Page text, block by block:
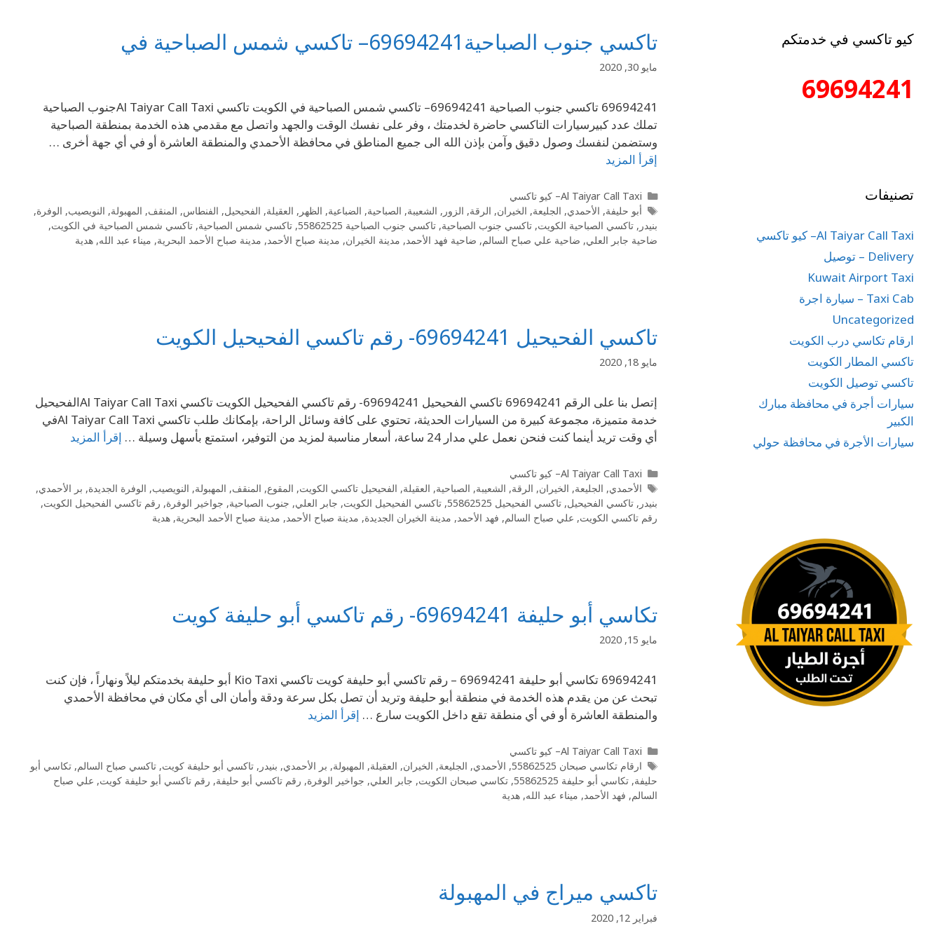
تاكسي جنوب الصباحية69694241– تاكسي شمس الصباحية في
مايو 30, 2020
69694241 تاكسي جنوب الصباحية 69694241– تاكسي شمس الصباحية في الكويت تاكسي Al Taiyar Call Taxiجنوب الصباحية
تملك عدد كبيرسيارات التاكسي حاضرة لخدمتك ، وفر على نفسك الوقت والجهد واتصل مع مقدمي هذه الخدمة بمنطقة الصباحية
وستضمن لنفسك وصول دقيق وآمن بإذن الله الى جميع المناطق في محافظة الأحمدي والمنطقة العاشرة أو في أي جهة أخرى …
إقرأ المزيد
Al Taiyar Call Taxi– كيو تاكسي
أبو حليفة, الأحمدي, الجليعة, الخيران, الرقة, الزور , الشعيبة, الصباحية, الضباعية, الظهر , العقيلة, الفحيحيل, الفنطاس, المنقف, المهبولة, النويصيب, الوفرة,
بنيدر , تاكسي الصباحية الكويت, تاكسي جنوب الصباحية, تاكسي جنوب الصباحية 55862525 , تاكسي شمس الصباحية, تاكسي شمس الصباحية في الكويت,
ضاحية جابر العلي, ضاحية علي صباح السالم, ضاحية فهد الأحمد, مدينة الخيران, مدينة صباح الأحمد, مدينة صباح الأحمد البحرية, ميناء عبد الله, هدية
تاكسي الفحيحيل 69694241- رقم تاكسي الفحيحيل الكويت
مايو 18, 2020
إتصل بنا على الرقم 69694241 تاكسي الفحيحيل 69694241- رقم تاكسي الفحيحيل الكويت تاكسي Al Taiyar Call Taxiالفحيحيل
خدمة متميزة، مجموعة كبيرة من السيارات الحديثة، تحتوي على كافة وسائل الراحة، بإمكانك طلب تاكسي Al Taiyar Call Taxiفي
أي وقت تريد أينما كنت فنحن نعمل علي مدار 24 ساعة، أسعار مناسبة لمزيد من التوفير، استمتع بأسهل وسيلة …
إقرأ المزيد
Al Taiyar Call Taxi– كيو تاكسي
الأحمدي, الجليعة, الخيران, الرقة, الشعيبة, الصباحية, العقيلة, الفحيحيل تاكسي الكويت, المقوع, المنقف, المهبولة, النويصيب, الوفرة الجديدة, بر الأحمدي,
بنيدر , تاكسي الفحيحيل, تاكسي الفحيحيل 55862525 , تاكسي الفحيحيل الكويت, جابر العلي, جنوب الصباحية, جواخير الوفرة, رقم تاكسي الفحيحيل الكويت,
رقم تاكسي الكويت, علي صباح السالم, فهد الأحمد, مدينة الخيران الجديدة, مدينة صباح الأحمد, مدينة صباح الأحمد البحرية, هدية
تكاسي أبو حليفة 69694241- رقم تاكسي أبو حليفة كويت
مايو 15, 2020
69694241 تكاسي أبو حليفة 69694241 – رقم تاكسي أبو حليفة كويت تاكسي Kio Taxi أبو حليفة بخدمتكم ليلاً ونهاراً ، فإن كنت
تبحث عن من يقدم هذه الخدمة في منطقة أبو حليفة وتريد أن تصل بكل سرعة ودقة وأمان الى أي مكان في محافظة الأحمدي
والمنطقة العاشرة أو في أي منطقة تقع داخل الكويت سارع … إقرأ المزيد
Al Taiyar Call Taxi– كيو تاكسي
ارقام تكاسي صبحان 55862525
, الأحمدي, الجليعة, الخيران, العقيلة, المهبولة, بر الأحمدي, بنيدر , تاكسي أبو حليفة كويت, تاكسي صباح السالم, تكاسي أبو
حليفة, تكاسي أبو حليفة 55862525 , تكاسي صبحان الكويت, جابر العلي, جواخير الوفرة, رقم تاكسي أبو حليفة, رقم تاكسي أبو حليفة كويت, علي صباح
السالم, فهد الأحمد, ميناء عبد الله, هدية
تاكسي ميراج في المهبولة
فبراير 12, 2020
كيو تاكسي في خدمتكم
69694241
تصنيفات
Al Taiyar Call Taxi– كيو تاكسي
Delivery – توصيل
Kuwait Airport Taxi
Taxi Cab – سيارة اجرة
Uncategorized
ارقام تكاسي درب الكويت
تاكسي المطار الكويت
تاكسي توصيل الكويت
سيارات أجرة في محافظة مبارك
الكبير
سيارات الأجرة في محافظة حولي